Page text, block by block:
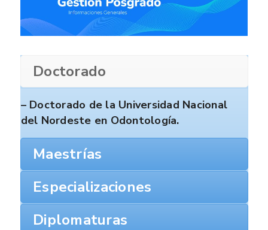
Doctorado
– Doctorado de la Universidad Nacional
del Nordeste en Odontología.
Maestrías
Especializaciones
Diplomaturas